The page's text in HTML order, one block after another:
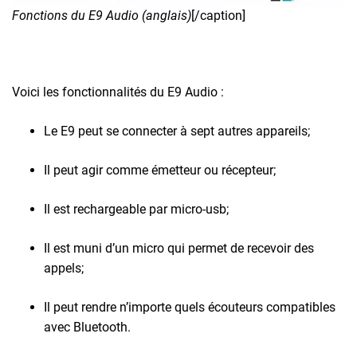
Fonctions du E9 Audio (anglais)[/caption]
Voici les fonctionnalités du E9 Audio :
Le E9 peut se connecter à sept autres appareils;
Il peut agir comme émetteur ou récepteur;
Il est rechargeable par micro-usb;
Il est muni d’un micro qui permet de recevoir des
appels;
Il peut rendre n’importe quels écouteurs compatibles
avec Bluetooth.